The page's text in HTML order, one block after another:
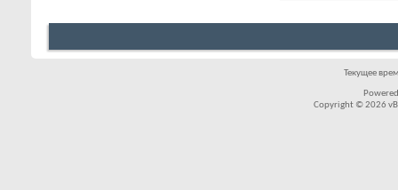
Текущее
Copyright © 2026